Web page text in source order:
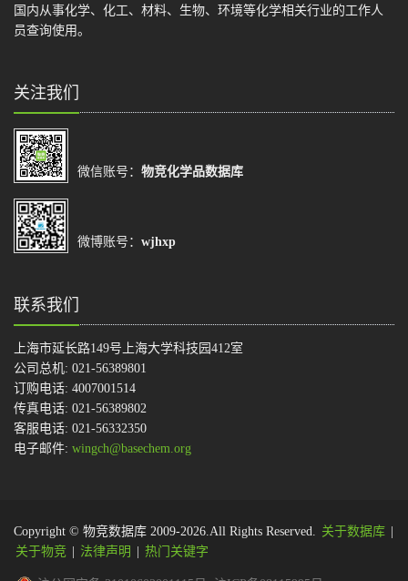
国内从事化学、化工、材料、生物、环境等化学相关行业的工作人
员查询使用。
关注我们
微信账号： 物竞化学品数据库
微博账号： wjhxp
联系我们
上海市延长路149号上海大学科技园412室
公司总机: 021-56389801
订购电话: 4007001514
传真电话: 021-56389802
客服电话: 021-56332350
电子邮件: wingch@basechem.org
Copyright © 物竞数据库 2009-2026.All Rights Reserved. 关于数据库
关于物竞
法律声明 热门关键字